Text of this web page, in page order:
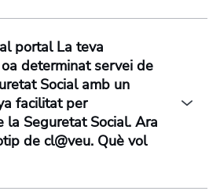
portal La teva
determinat servei de
Social amb un
facilitat per
la Seguretat Social. Ara
de cl@veu. Què vol